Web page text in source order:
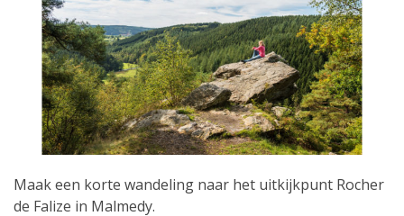
Maak een korte wandeling naar het uitkijkpunt Rocher
de Falize in Malmedy.